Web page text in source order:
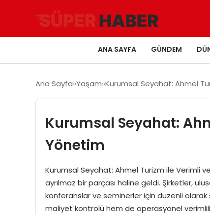
ANA SAYFA GÜNDEM
Ana Sayfa Yaşam Kurumsal Seyahat: Ahmel
Kurumsal Seyahat:
Yönetim
Kurumsal Seyahat: Ahmel Turizm ile Verimli
ayrılmaz bir parçası haline geldi. Şirketler,
konferanslar ve seminerler için düzenli
maliyet kontrolü hem de operasyonel